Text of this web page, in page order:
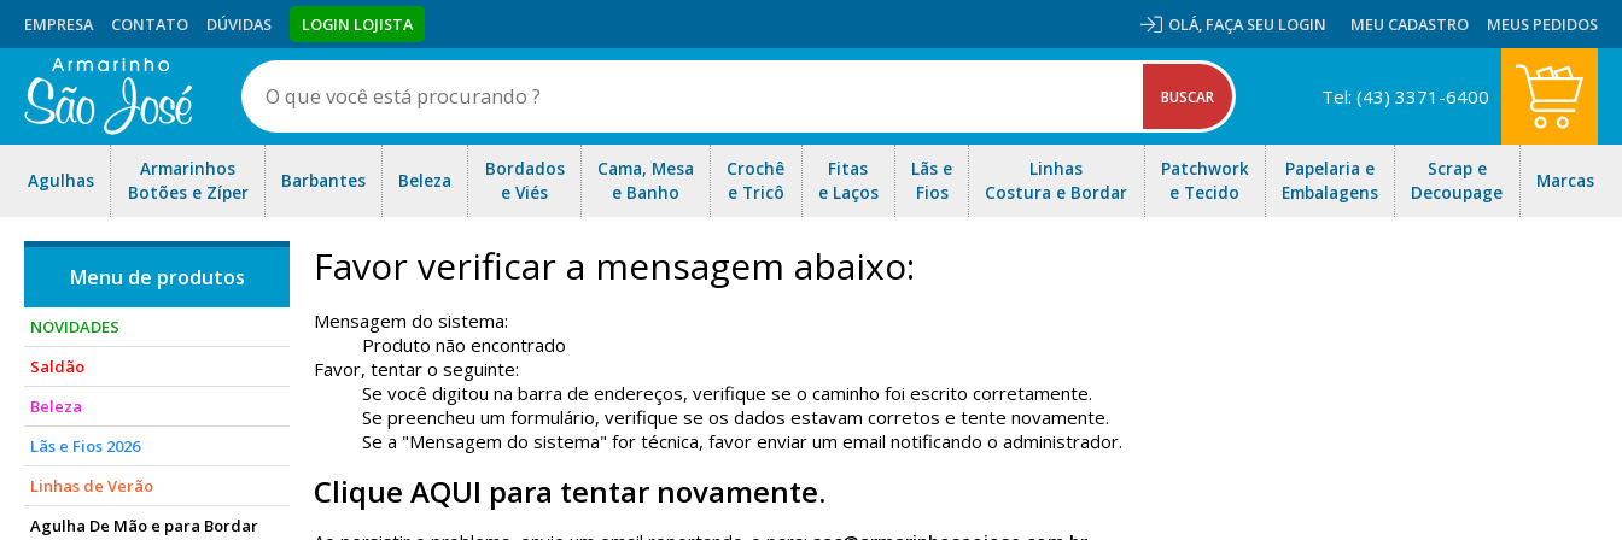
OLÁ, FAÇA SEU LOGIN
EMPRESA CONTATO DÚVIDAS LOGIN LOJISTA MEU CADASTRO MEUS PEDIDOS
Agulhas
Armarinhos
Botões e Zíper
Barbantes Beleza
Bordados
e Viés
Cama, Mesa
e Banho
Crochê
e Tricô
Fitas
e Laços
Lãs e
Fios
Linhas
Costura e Bordar
Patchwork
e Tecido
Papelaria e
Embalagens
Scrap e
Decoupage
Marcas
Tel: (43) 3371-6400
NOVIDADES
Saldão
Beleza
Lãs e Fios 2026
Linhas de Verão
Agulha De Mão e para Bordar
Favor verificar a mensagem abaixo:
Mensagem do sistema:
Produto não encontrado
Favor, tentar o seguinte:
Se você digitou na barra de endereços, verifique se o caminho foi escrito corretamente.
Se preencheu um formulário, verifique se os dados estavam corretos e tente novamente.
Se a "Mensagem do sistema" for técnica, favor enviar um email notificando o administrador.
Clique AQUI para tentar novamente.